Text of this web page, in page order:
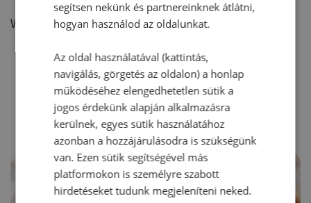
Vélemény írásához, kérjük,jelentkezz be!
RECEPTAJÁNLÓ
segítsen nekünk és partnereinknek átlátni,
hogyan használod az oldalunkat.
Az oldal használatával (kattintás,
navigálás, görgetés az oldalon) a honlap
működéséhez elengedhetetlen sütik a
jogos érdekünk alapján alkalmazásra
kerülnek, egyes sütik használatához
azonban a hozzájárulásodra is szükségünk
van. Ezen sütik segítségével más
platformokon is személyre szabott
hirdetéseket tudunk megjeleníteni neked.